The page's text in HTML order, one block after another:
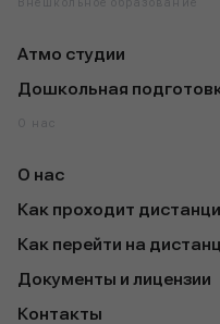
Внешкольное образование
Атмо студии
Дошкольная
О нас
О нас
Как проходит
Как перейти на
Документы и лицензии
Контакты